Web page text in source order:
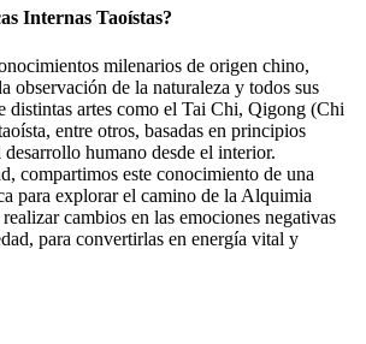
Internas Taoístas?
milenarios de origen chino,
observación de la naturaleza y todos sus
distintas artes como el Tai Chi, Qigong (Chi
entre otros, basadas en principios
humano desde el interior.
compartimos este conocimiento de una
para explorar el camino de la Alquimia
cambios en las emociones negativas
para convertirlas en energía vital y